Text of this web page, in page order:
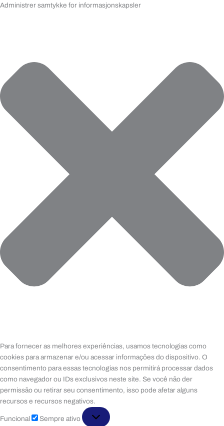
Administrer samtykke for informasjonskapsler
Para fornecer as melhores experiências, usamos tecnologias como
cookies para armazenar e/ou acessar informações do dispositivo. O
consentimento para essas tecnologias nos permitirá processar dados
como navegador ou IDs exclusivos neste site. Se você não der
permissão ou retirar seu consentimento, isso pode afetar alguns
recursos e recursos negativos.
Funcional
Sempre ativo